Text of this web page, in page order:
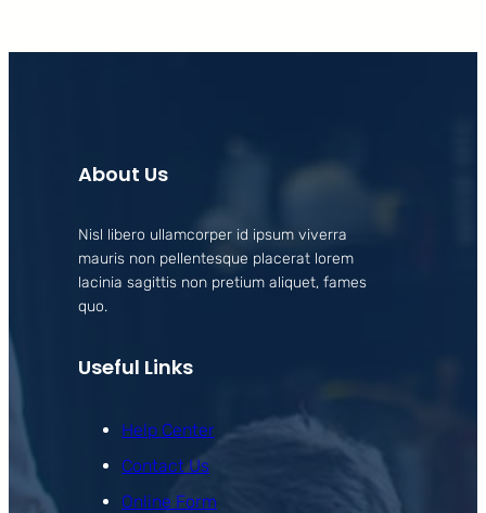
About Us
Nisl libero ullamcorper id ipsum viverra
mauris non pellentesque placerat lorem
lacinia sagittis non pretium aliquet, fames
quo.
Useful Links
Help Center
Contact Us
Online Form